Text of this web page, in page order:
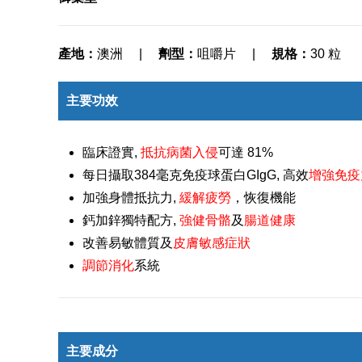
產地： 澳洲 | 劑型： 咀嚼片 | 規格： 30 粒
主要功效
臨床證實, 抵抗病菌入侵可達 81%
每日攝取384毫克免疫球蛋白GIgG, 高效增強免
加強身體抵抗力, 緩解疲勞 ，恢復機能
鈣加鋅獨特配方, 強健骨骼及 腸道健康
改善易敏體質及 皮膚敏感症狀
調節消化系統
主要成分